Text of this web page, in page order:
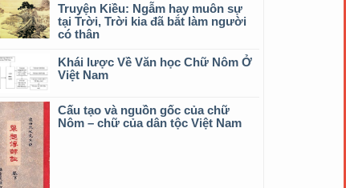
Truyện Kiều: Ngẫm hay muôn sự
tại Trời, Trời kia đã bắt làm người
có thân
Khái lược Về Văn học Chữ Nôm Ở
Việt Nam
Cấu tạo và nguồn gốc của chữ
Nôm – chữ của dân tộc Việt Nam